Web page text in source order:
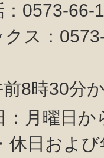
：0573-
クス：
8時30分
：月曜日か
休日およ